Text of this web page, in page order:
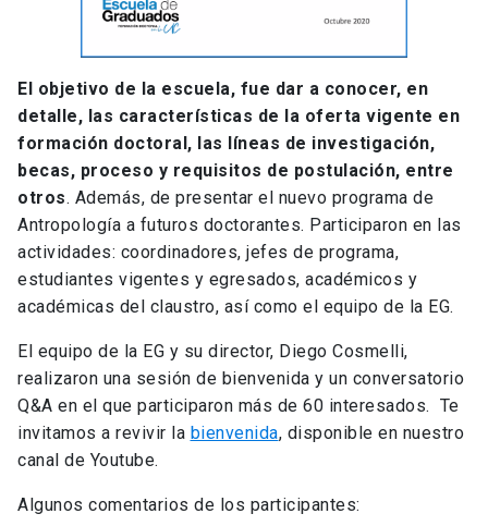
El objetivo de la escuela, fue dar a conocer, en
detalle, las características de la oferta vigente en
formación doctoral, las líneas de investigación,
becas, proceso y requisitos de postulación, entre
otros. Además, de presentar el nuevo programa de
Antropología a futuros doctorantes. Participaron en las
actividades: coordinadores, jefes de programa,
estudiantes vigentes y egresados, académicos y
académicas del claustro, así como el equipo de la EG.
El equipo de la EG y su director, Diego Cosmelli,
realizaron una sesión de bienvenida y un conversatorio
Q&A en el que participaron más de 60 interesados. Te
invitamos a revivir la bienvenida, disponible en nuestro
canal de Youtube.
Algunos comentarios de los participantes: